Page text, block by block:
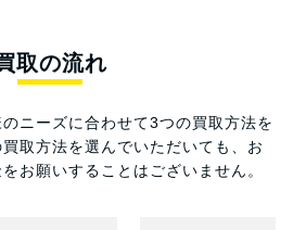
取の流れ
ニーズに合わせて3つの買取方法を
買取方法を選んでいただいても、お
お願いすることはございません。